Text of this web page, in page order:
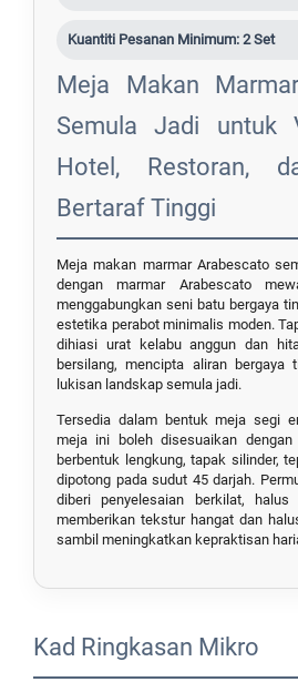
Kuantiti Pesanan Minimum: 2 Set
Meja Makan
Semula Jadi untuk
Hotel, Restoran,
Bertaraf Tinggi
Meja makan marmar Arabescato
dengan marmar Arabescato
menggabungkan seni batu bergaya
estetika perabot minimalis moden.
dihiasi urat kelabu anggun dan
bersilang, mencipta aliran bergaya
lukisan landskap semula jadi.
Tersedia dalam bentuk meja segi
meja ini boleh disesuaikan
berbentuk lengkung, tapak silinder,
dipotong pada sudut 45 darjah.
diberi penyelesaian berkilat,
memberikan tekstur hangat dan
sambil meningkatkan kepraktisan
Kad Ringkasan Mikro